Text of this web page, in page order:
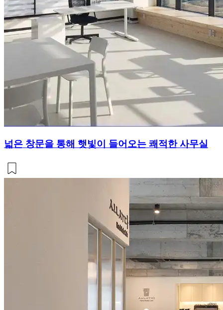
넓은 창문을 통해 햇빛이 들어오는 쾌적한 사무실